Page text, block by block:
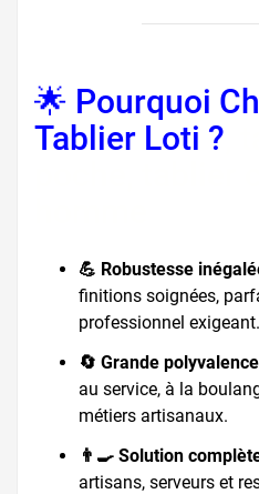
🌟 Pourquoi
Tablier Loti ?
💪 Robustesse
finitions soignées,
professionnel exigeant.
🔄 Grande
au service, à la
métiers artisanaux.
👨‍🍳 Solution
artisans, serveurs et